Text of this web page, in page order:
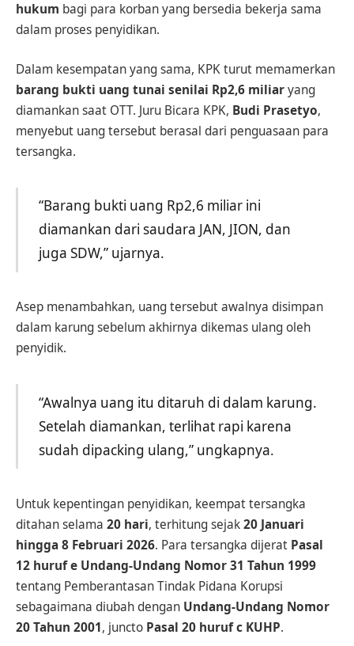
hukum bagi para korban yang bersedia bekerja sama
dalam proses penyidikan.
Dalam kesempatan yang sama, KPK turut memamerkan
barang bukti uang tunai senilai Rp2,6 miliaryang
diamankan saat OTT. Juru Bicara KPK, Budi Prasetyo,
menyebut uang tersebut berasal dari penguasaan para
tersangka.
“Barang bukti uang Rp2,6 miliar ini
diamankan dari saudara JAN, JION, dan
juga SDW,” ujarnya.
Asep menambahkan, uang tersebut awalnya disimpan
dalam karung sebelum akhirnya dikemas ulang oleh
penyidik.
“Awalnya uang itu ditaruh di dalam karung.
Setelah diamankan, terlihat rapi karena
sudah dipacking ulang,” ungkapnya.
Untuk kepentingan penyidikan, keempat tersangka
ditahan selama 20 hari, terhitung sejak20 Januari
hingga 8 Februari 2026. Para tersangka dijerat Pasal
12 huruf e Undang-Undang Nomor 31 Tahun 1999
tentang Pemberantasan Tindak Pidana Korupsi
sebagaimana diubah dengan Undang-Undang Nomor
20 Tahun 2001, juncto Pasal 20 huruf c KUHP.